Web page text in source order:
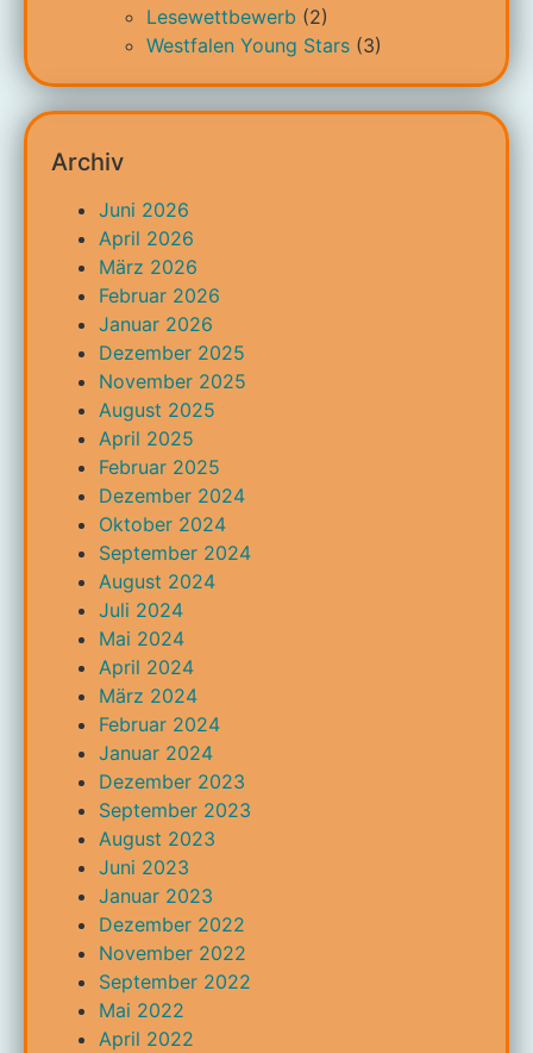
Lesewettbewerb (2)
Westfalen Young Stars (3)
Archiv
Juni 2026
April 2026
März 2026
Februar 2026
Januar 2026
Dezember 2025
November 2025
August 2025
April 2025
Februar 2025
Dezember 2024
Oktober 2024
September 2024
August 2024
Juli 2024
Mai 2024
April 2024
März 2024
Februar 2024
Januar 2024
Dezember 2023
September 2023
August 2023
Juni 2023
Januar 2023
Dezember 2022
November 2022
September 2022
Mai 2022
April 2022